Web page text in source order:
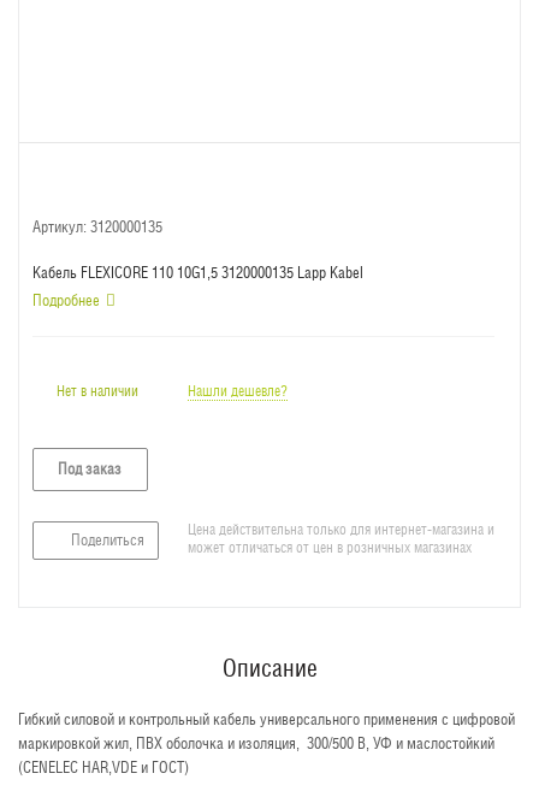
Артикул: 3120000135
Кабель FLEXICORE 110 10G1,5 3120000135 Lapp Kabel
Подробнее
Нет в наличии Нашли дешевле?
Под заказ
Поделиться
Цена действительна только для интернет-магазина и
может отличаться от цен в розничных магазинах
Описание
Гибкий силовой и контрольный кабель универсального применения с цифровой
маркировкой жил, ПВХ оболочка и изоляция, 300/500 В, УФ и маслостойкий
(CENELEC HAR,VDE и ГОСТ)